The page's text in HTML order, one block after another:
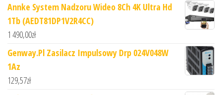
Annke System Nadzoru Wideo 8Ch 4K Ultra Hd
1Tb (AEDT81DP1V2R4CC)
1 490,00zł
Genway.Pl Zasilacz Impulsowy Drp 024V048W
1Az
129,57zł